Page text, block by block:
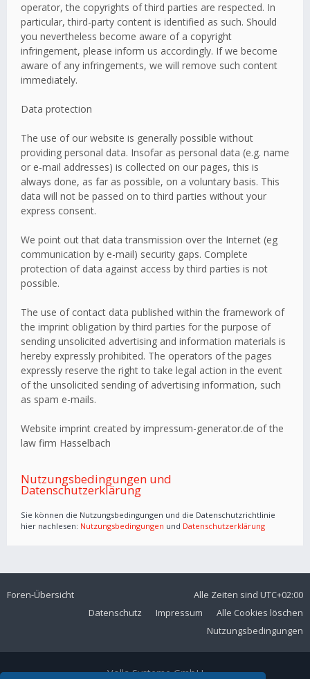
operator, the copyrights of third parties are respected. In
particular, third-party content is identified as such. Should
you nevertheless become aware of a copyright
infringement, please inform us accordingly. If we become
aware of any infringements, we will remove such content
immediately.
Data protection
The use of our website is generally possible without
providing personal data. Insofar as personal data (e.g. name
or e-mail addresses) is collected on our pages, this is
always done, as far as possible, on a voluntary basis. This
data will not be passed on to third parties without your
express consent.
We point out that data transmission over the Internet (eg
communication by e-mail) security gaps. Complete
protection of data against access by third parties is not
possible.
The use of contact data published within the framework of
the imprint obligation by third parties for the purpose of
sending unsolicited advertising and information materials is
hereby expressly prohibited. The operators of the pages
expressly reserve the right to take legal action in the event
of the unsolicited sending of advertising information, such
as spam e-mails.
Website imprint created by impressum-generator.de of the
law firm Hasselbach
Nutzungsbedingungen und
Datenschutzerklärung
Sie können die Nutzungsbedingungen und die Datenschutzrichtlinie
hier nachlesen: Nutzungsbedingungen und Datenschutzerklärung
Foren-Übersicht Alle Zeiten sind UTC+02:00
Alle Cookies löschen
Impressum
Datenschutz
Nutzungsbedingungen
Volla Systeme GmbH